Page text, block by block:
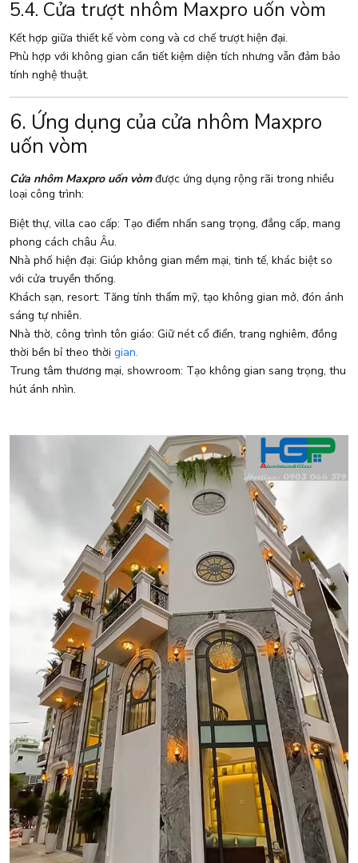
5.4. Cửa trượt nhôm Maxpro uốn vòm
Kết hợp giữa thiết kế vòm cong và cơ chế trượt hiện đại.
Phù hợp với không gian cần tiết kiệm diện tích nhưng vẫn đảm bảo
tính nghệ thuật.
6. Ứng dụng của cửa nhôm Maxpro
uốn vòm
Cửa nhôm Maxpro uốn vòmđược ứng dụng rộng rãi trong nhiều
loại công trình:
Biệt thự, villa cao cấp: Tạo điểm nhấn sang trọng, đẳng cấp, mang
phong cách châu Âu.
Nhà phố hiện đại: Giúp không gian mềm mại, tinh tế, khác biệt so
với cửa truyền thống.
Khách sạn, resort: Tăng tính thẩm mỹ, tạo không gian mở, đón ánh
sáng tự nhiên.
Nhà thờ, công trình tôn giáo: Giữ nét cổ điển, trang nghiêm, đồng
thời bền bỉ theo thời gian.
Trung tâm thương mại, showroom: Tạo không gian sang trọng, thu
hút ánh nhìn.